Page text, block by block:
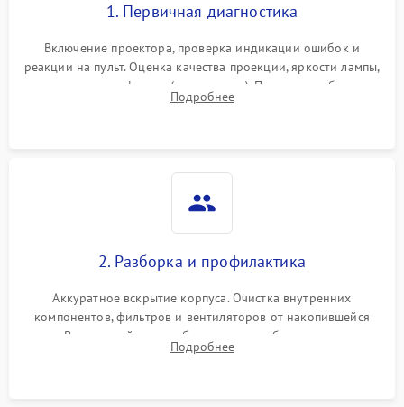
1. Первичная диагностика
Включение проектора, проверка индикации ошибок и
реакции на пульт. Оценка качества проекции, яркости лампы,
наличия артефактов (точки, пятна). Проверка работы
системы охлаждения по уровню шума вентиляторов.
Подробнее
2. Разборка и профилактика
Аккуратное вскрытие корпуса. Очистка внутренних
компонентов, фильтров и вентиляторов от накопившейся
пыли. Визуальный осмотр блока питания, балласта лампы и
материнской платы на наличие прогаров или вздутых
Подробнее